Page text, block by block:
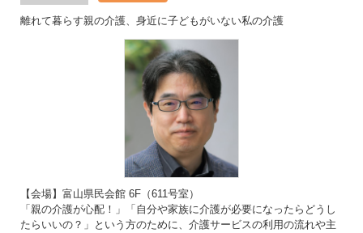
離れて暮らす親の介護、身近に子どもがいない私の介護
【会場】富山県民会館 6F（611号室）
「親の介護が心配！」「自分や家族に介護が必要になったらどうし
たらいいの？」という方のために、介護サービスの利用の流れや主